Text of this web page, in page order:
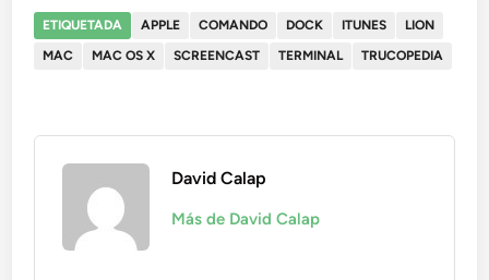
ETIQUETADA APPLE COMANDO DOCK ITUNES
LION
MAC
MAC OS X SCREENCAST TERMINAL TRUCOPEDIA
David Calap
Más de David Calap